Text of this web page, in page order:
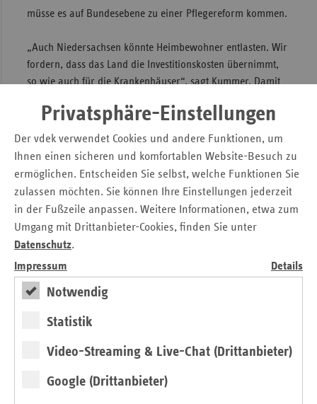
Privatsphäre-Einstellungen
Der vdek verwendet Cookies und andere Funktionen, um
Ihnen einen sicheren und komfortablen Website-Besuch zu
ermöglichen. Entscheiden Sie selbst, welche Funktionen Sie
zulassen möchten. Sie können Ihre Einstellungen jederzeit
in der Fußzeile anpassen. Weitere Informationen, etwa zum
Umgang mit Drittanbieter-Cookies, finden Sie unter
Datenschutz.
Impressum
Details
Notwendig
Statistik
Video-Streaming & Live-Chat (Drittanbieter)
Google (Drittanbieter)
müsse es auf Bundesebene zu einer Pflegereform kommen.
„Auch Niedersachsen könnte Heimbewohner entlasten. Wir
fordern, dass das Land die Investitionskosten übernimmt,
so wie auch für die Krankenhäuser“, sagt Kummer. Damit
Gebäude und für die Ausstattung entstehen. Sie betragen
derzeit im Durchschnitt für jeden Heimbewohner in
Niedersachsen 507 Euro pro Monat.
Auch Inflation ist Schuld
Neben höheren Lohnkosten ist für den Anstieg der
Eigenbeteiligung auch die hohe Inflation verantwortlich.
Pflegeheimbewohner müssen entsprechend mehr für
Unterkunft und Verpflegung zahlen.
Ab Juli 2023 könnte es durch neue Personalgrenzen erneut
deutlich teurer werden. „Wir brauchen dringend Konzepte,
Überforderung zu schützen“, so Kummer.
Hintergrund